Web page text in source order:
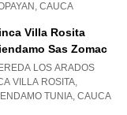
, CAUCA
Villa Rosita
Sas Zomac
LOS ARADOS
VILLA ROSITA,
TUNIA, CAUCA